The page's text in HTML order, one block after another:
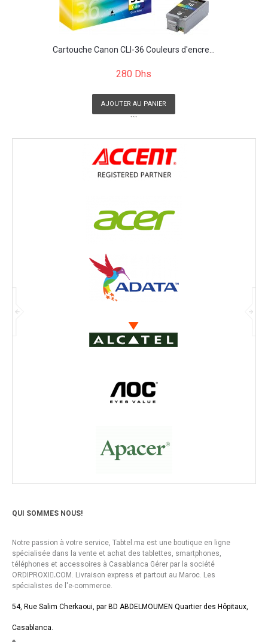
Cartouche Canon CLI-36 Couleurs d'encre...
280 Dhs
AJOUTER AU PANIER
```
QUI SOMMES NOUS!
Notre passion à votre service, Tabtel.ma est une boutique en ligne
spécialisée dans la vente et achat des tablettes, smartphones,
téléphones et accessoires à Casablanca Gérer par la société
ORDIPROXI.ِCOM. Livraison express et partout au Maroc. Les
spécialistes de l'e-commerce.
54, Rue Salim Cherkaoui, par BD ABDELMOUMEN Quartier des Hôpitaux,
Casablanca.